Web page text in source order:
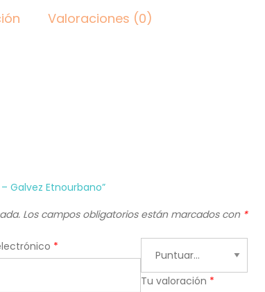
Valoraciones (0)
Galvez Etnourbano”
Los campos obligatorios están marcados con *
*
Tu valoración *